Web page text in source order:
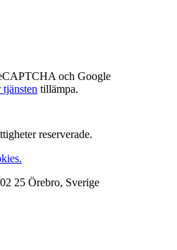
och Google
tillämpa.
reserverade.
25 Örebro, Sverige